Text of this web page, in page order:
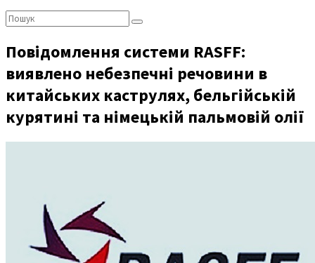
Пошук:
Повідомлення системи RASFF:
виявлено небезпечні речовини в
китайських каструлях, бельгійській
курятині та німецькій пальмовій олії